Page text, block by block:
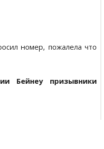
номер, пожалела что
Бейнеу призывники